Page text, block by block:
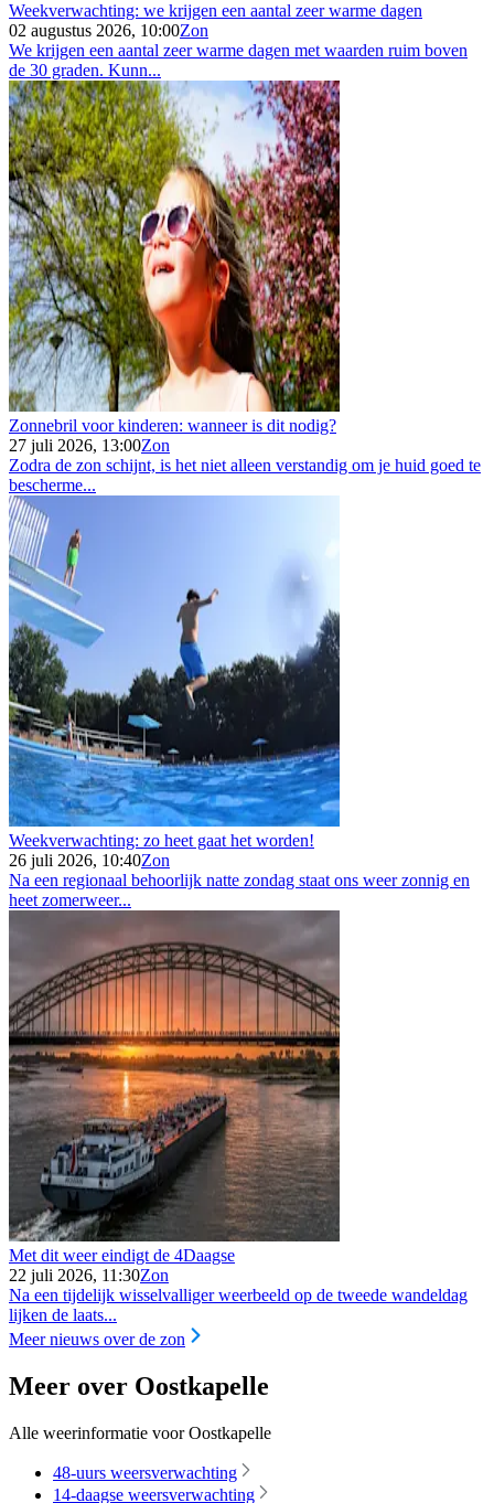
Weekverwachting: we krijgen een aantal zeer warme dagen
02 augustus 2026, 10:00Zon
We krijgen een aantal zeer warme dagen met waarden ruim boven
de 30 graden. Kunn...
Zonnebril voor kinderen: wanneer is dit nodig?
27 juli 2026, 13:00Zon
Zodra de zon schijnt, is het niet alleen verstandig om je huid goed te
bescherme...
Weekverwachting: zo heet gaat het worden!
26 juli 2026, 10:40Zon
Na een regionaal behoorlijk natte zondag staat ons weer zonnig en
heet zomerweer...
Met dit weer eindigt de 4Daagse
22 juli 2026, 11:30Zon
Na een tijdelijk wisselvalliger weerbeeld op de tweede wandeldag
lijken de laats...
Meer nieuws over de zon
Meer over Oostkapelle
Alle weerinformatie voor Oostkapelle
48-uurs weersverwachting
14-daagse weersverwachting